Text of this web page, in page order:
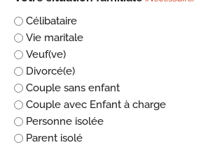
Célibataire
Vie maritale
Veuf(ve)
Divorcé(e)
Couple sans enfant
Couple avec Enfant à charge
Personne isolée
Parent isolé